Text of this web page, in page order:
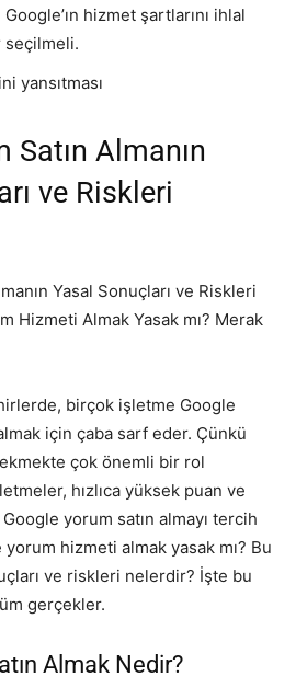
Google’ın hizmet şartlarını ihlal
seçilmeli.
yansıtması
Satın Almanın
ve Riskleri
Yasal Sonuçları ve Riskleri
Hizmeti Almak Yasak mı? Merak
birçok işletme Google
için çaba sarf eder. Çünkü
çok önemli bir rol
hızlıca yüksek puan ve
yorum satın almayı tercih
hizmeti almak yasak mı? Bu
ve riskleri nelerdir? İşte bu
gerçekler.
Almak Nedir?